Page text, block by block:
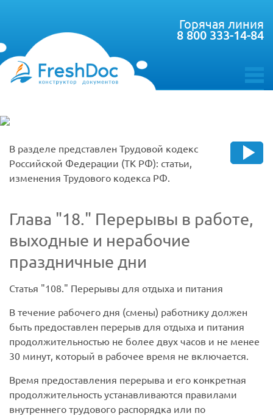
toggle
Горячая линия
8 800 333-14-84
В разделе представлен Трудовой кодекс
Российской Федерации (ТК РФ): статьи,
изменения Трудового кодекса РФ.
Глава 18.
Перерывы в работе,
выходные и нерабочие
праздничные дни
Статья 108.
Перерывы для отдыха и питания
В течение рабочего дня (смены) работнику должен
быть предоставлен перерыв для отдыха и питания
продолжительностью не более двух часов и не менее
30 минут, который в рабочее время не включается.
Время предоставления перерыва и его конкретная
продолжительность устанавливаются правилами
внутреннего трудового распорядка или по